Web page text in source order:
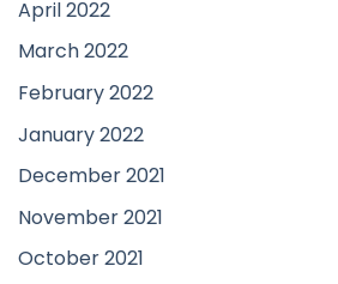
April 2022
March 2022
February 2022
January 2022
December 2021
November 2021
October 2021